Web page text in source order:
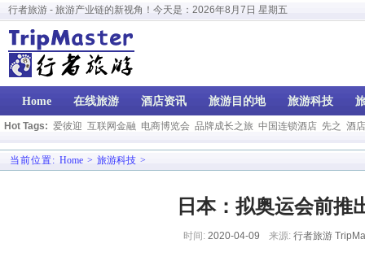
行者旅游 - 旅游产业链的新视角！今天是： 2026年8月7日 星期五
Home 在线旅游 酒店资讯 旅游目的地 旅游科技
Hot Tags: 爱彼迎 互联网金融 电商博览会 品牌成长之旅 中国连锁酒店 先之 酒
当前位置: Home > 旅游科技 >
日本：拟奥运会前推
时间: 2020-04-09 来源: 行者旅游